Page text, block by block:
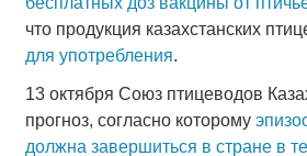
что продукция казахстанских
для употребления.
13 октября Союз птицеводов
прогноз, согласно которому
должна завершиться в стране в